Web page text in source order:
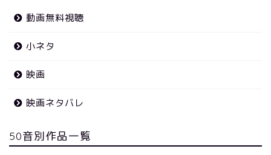
動画無料視聴
小ネタ
映画
映画ネタバレ
50音別作品一覧